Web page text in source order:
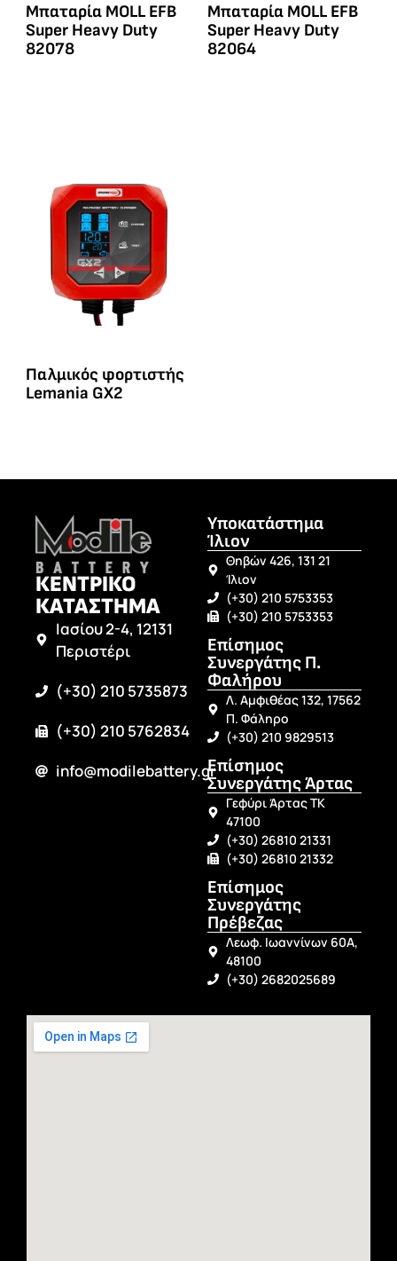
Μπαταρία MOLL EFB
Super Heavy Duty
82078
Μπαταρία MOLL EFB
Super Heavy Duty
82064
Παλμικός φορτιστής
Lemania GX2
ΚΕΝΤΡΙΚΟ
ΚΑΤΑΣΤΗΜΑ
Ιασίου 2-4, 12131
Περιστέρι
(+30) 210 5735873
(+30) 210 5762834
info@modilebattery.gr
Υποκατάστημα
Ίλιον
Θηβών 426, 131 21
Ίλιον
(+30) 210 5753353
(+30) 210 5753353
Επίσημος
Συνεργάτης Π.
Φαλήρου
Λ. Αμφιθέας 132, 17562
Π. Φάληρο
(+30) 210 9829513
Επίσημος
Συνεργάτης Άρτας
Γεφύρι Άρτας ΤΚ
47100
(+30) 26810 21331
(+30) 26810 21332
Επίσημος
Συνεργάτης
Πρέβεζας
Λεωφ. Ιωαννίνων 60Α,
48100
(+30) 2682025689